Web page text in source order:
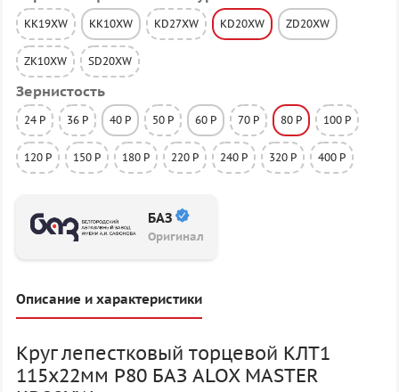
KK19XW KK10XW KD27XW KD20XW ZD20XW
ZK10XW SD20XW
Зернистость
24 P 36 P 40 P 50 P 60 P 70 P 80 P 100 P
120 P 150 P 180 P 220 P 240 P 320 P 400 P
БАЗ
Оригинал
Описание и характеристики
Круг лепестковый торцевой КЛТ1
115х22мм P80 БАЗ ALOX MASTER